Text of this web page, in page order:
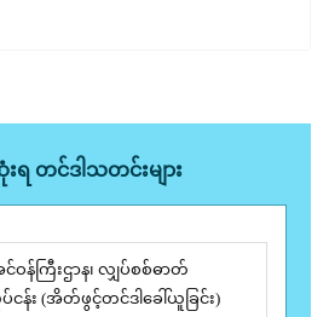
ရ တင်ဒါသတင်းများ
ဝန်ကြီးဌာန၊ လျှပ်စစ်ဓာတ်
း (အိတ်ဖွင့်တင်ဒါခေါ်ယူခြင်း)